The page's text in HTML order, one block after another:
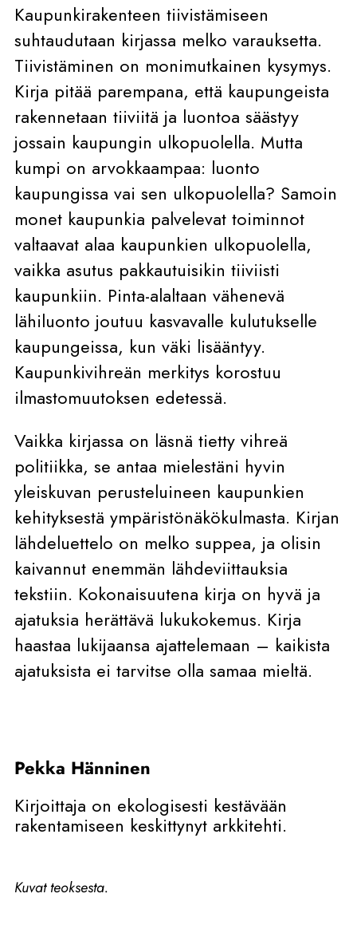
Kaupunkirakenteen tiivistämiseen
suhtaudutaan kirjassa melko varauksetta.
Tiivistäminen on monimutkainen kysymys.
Kirja pitää parempana, että kaupungeista
rakennetaan tiiviitä ja luontoa säästyy
jossain kaupungin ulkopuolella. Mutta
kumpi on arvokkaampaa: luonto
kaupungissa vai sen ulkopuolella? Samoin
monet kaupunkia palvelevat toiminnot
valtaavat alaa kaupunkien ulkopuolella,
vaikka asutus pakkautuisikin tiiviisti
kaupunkiin. Pinta-alaltaan vähenevä
lähiluonto joutuu kasvavalle kulutukselle
kaupungeissa, kun väki lisääntyy.
Kaupunkivihreän merkitys korostuu
ilmastomuutoksen edetessä.
Vaikka kirjassa on läsnä tietty vihreä
politiikka, se antaa mielestäni hyvin
yleiskuvan perusteluineen kaupunkien
kehityksestä ympäristönäkökulmasta. Kirjan
lähdeluettelo on melko suppea, ja olisin
kaivannut enemmän lähdeviittauksia
tekstiin. Kokonaisuutena kirja on hyvä ja
ajatuksia herättävä lukukokemus. Kirja
haastaa lukijaansa ajattelemaan – kaikista
ajatuksista ei tarvitse olla samaa mieltä.
Pekka Hänninen
Kirjoittaja on ekologisesti kestävään
rakentamiseen keskittynyt arkkitehti.
Kuvat teoksesta.